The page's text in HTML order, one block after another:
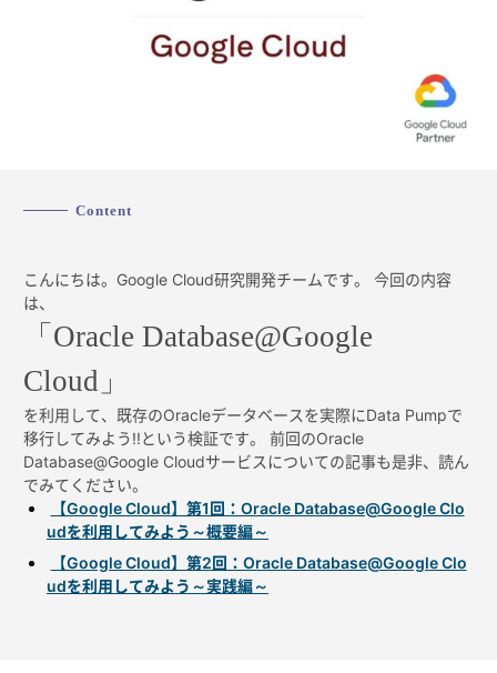
Content
こんにちは。Google Cloud研究開発チームです。 今回の内容
は、
「Oracle Database@Google
Cloud」
を利用して、既存のOracleデータベースを実際にData Pumpで
移行してみよう!!という検証です。 前回のOracle
Database@Google Cloudサービスについての記事も是非、読ん
でみてください。
【Google Cloud】第1回：Oracle Database@Google Clo
udを利用してみよう～概要編～
【Google Cloud】第2回：Oracle Database@Google Clo
udを利用してみよう～実践編～